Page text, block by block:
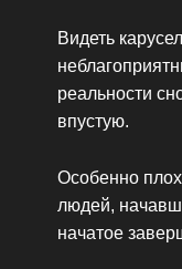
Видеть
реальности
впустую.
Особенно
людей,
начатое